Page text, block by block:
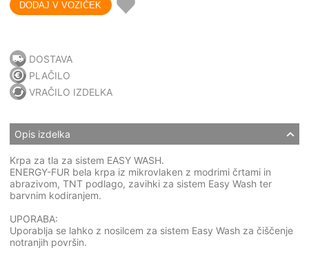
DOSTAVA
PLAČILO
VRAČILO IZDELKA
Opis izdelka
Krpa za tla za sistem EASY WASH.
ENERGY-FUR bela krpa iz mikrovlaken z modrimi črtami in
abrazivom, TNT podlago, zavihki za sistem Easy Wash ter
barvnim kodiranjem.
UPORABA:
Uporablja se lahko z nosilcem za sistem Easy Wash za čiščenje
notranjih površin.